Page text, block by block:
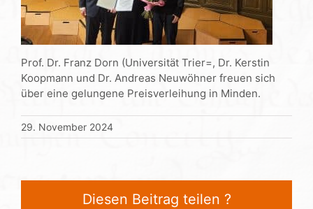
Prof. Dr. Franz Dorn (Universität Trier=, Dr. Kerstin
Koopmann und Dr. Andreas Neuwöhner freuen sich
über eine gelungene Preisverleihung in Minden.
29. November 2024
Diesen Beitrag teilen ?